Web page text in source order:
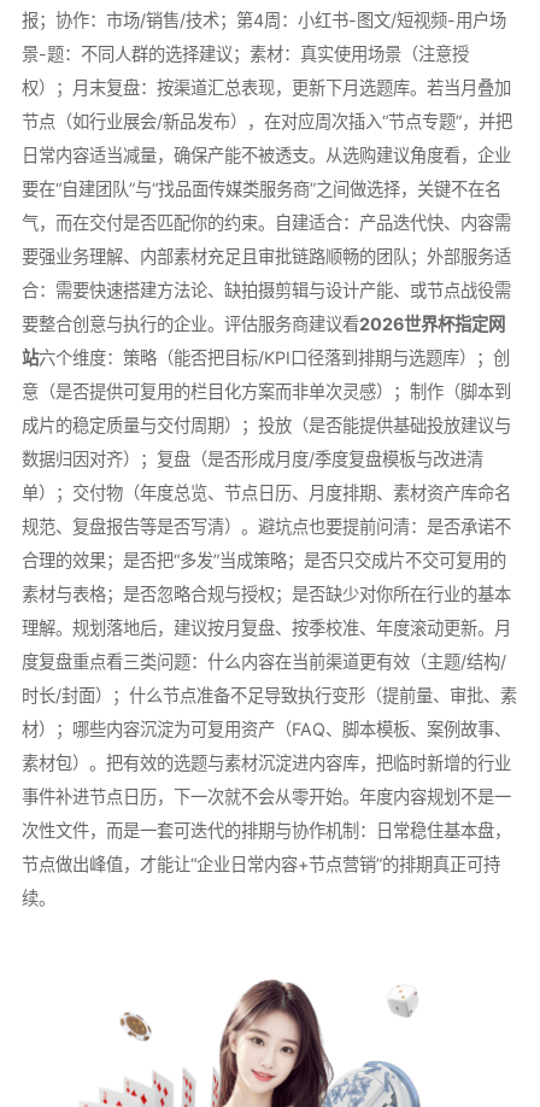
报；协作：市场/销售/技术；第4周：小红书-图文/短视频-用户场
景-题：不同人群的选择建议；素材：真实使用场景（注意授
权）；月末复盘：按渠道汇总表现，更新下月选题库。若当月叠加
节点（如行业展会/新品发布），在对应周次插入“节点专题”，并把
日常内容适当减量，确保产能不被透支。从选购建议角度看，企业
要在“自建团队”与“找品面传媒类服务商”之间做选择，关键不在名
气，而在交付是否匹配你的约束。自建适合：产品迭代快、内容需
要强业务理解、内部素材充足且审批链路顺畅的团队；外部服务适
合：需要快速搭建方法论、缺拍摄剪辑与设计产能、或节点战役需
要整合创意与执行的企业。评估服务商建议看2026世界杯指定网
站六个维度：策略（能否把目标/KPI口径落到排期与选题库）；创
意（是否提供可复用的栏目化方案而非单次灵感）；制作（脚本到
成片的稳定质量与交付周期）；投放（是否能提供基础投放建议与
数据归因对齐）；复盘（是否形成月度/季度复盘模板与改进清
单）；交付物（年度总览、节点日历、月度排期、素材资产库命名
规范、复盘报告等是否写清）。避坑点也要提前问清：是否承诺不
合理的效果；是否把“多发”当成策略；是否只交成片不交可复用的
素材与表格；是否忽略合规与授权；是否缺少对你所在行业的基本
理解。规划落地后，建议按月复盘、按季校准、年度滚动更新。月
度复盘重点看三类问题：什么内容在当前渠道更有效（主题/结构/
时长/封面）；什么节点准备不足导致执行变形（提前量、审批、素
材）；哪些内容沉淀为可复用资产（FAQ、脚本模板、案例故事、
素材包）。把有效的选题与素材沉淀进内容库，把临时新增的行业
事件补进节点日历，下一次就不会从零开始。年度内容规划不是一
次性文件，而是一套可迭代的排期与协作机制：日常稳住基本盘，
节点做出峰值，才能让“企业日常内容+节点营销”的排期真正可持
续。